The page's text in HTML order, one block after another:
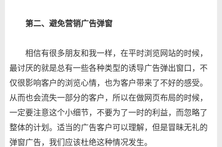
第二、避免营销广告弹窗
相信有很多朋友和我一样，在平时浏览网站的时候，
最讨厌的就是总有一些各种类型的诱导广告弹出窗口，不
仅很影响客户的浏览心情，也为客户带来了不好的感受。
从而也会流失一部分的客户，所以在做网页布局的时候，
一定要注意这个小细节，不要为了一时的利益，而忽略了
整体的计划。适当的广告客户可以理解，但是冒昧无礼的
弹窗广告，我们应该杜绝这种情况发生。